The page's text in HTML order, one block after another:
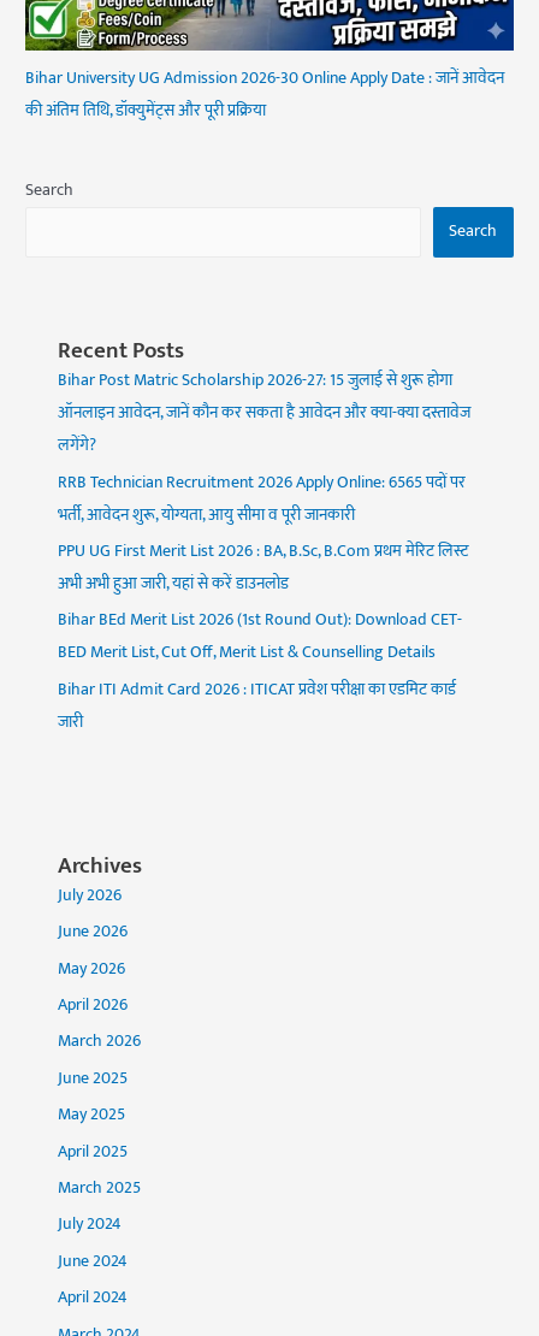
Bihar University UG Admission 2026-30 Online Apply Date : जानें आवेदन
की अंतिम तिथि, डॉक्युमेंट्स और पूरी प्रक्रिया
Search
Search
Recent Posts
Bihar Post Matric Scholarship 2026-27: 15 जुलाई से शुरू होगा
ऑनलाइन आवेदन, जानें कौन कर सकता है आवेदन और क्या-क्या दस्तावेज
लगेंगे?
RRB Technician Recruitment 2026 Apply Online: 6565 पदों पर
भर्ती, आवेदन शुरू, योग्यता, आयु सीमा व पूरी जानकारी
PPU UG First Merit List 2026 : BA, B.Sc, B.Com प्रथम मेरिट लिस्ट
अभी अभी हुआ जारी, यहां से करें डाउनलोड
Bihar BEd Merit List 2026 (1st Round Out): Download CET-
BED Merit List, Cut Off, Merit List & Counselling Details
Bihar ITI Admit Card 2026 : ITICAT प्रवेश परीक्षा का एडमिट कार्ड
जारी
Archives
July 2026
June 2026
May 2026
April 2026
March 2026
June 2025
May 2025
April 2025
March 2025
July 2024
June 2024
April 2024